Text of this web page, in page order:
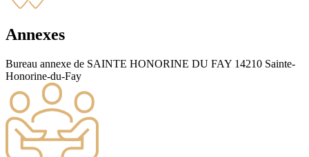
Annexes
Bureau annexe de SAINTE HONORINE DU FAY 14210 Sainte-
Honorine-du-Fay